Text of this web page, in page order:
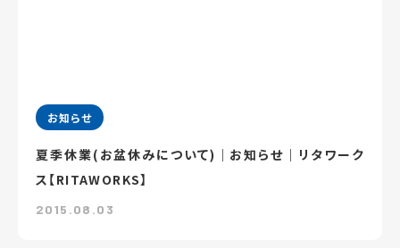
お知らせ
夏季休業(お盆休みについて)｜お知らせ｜リタワーク
ス【RITAWORKS】
2015.08.03